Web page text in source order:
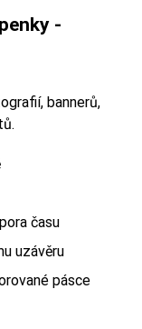
-
bannerů,
času
uzávěru
pásce